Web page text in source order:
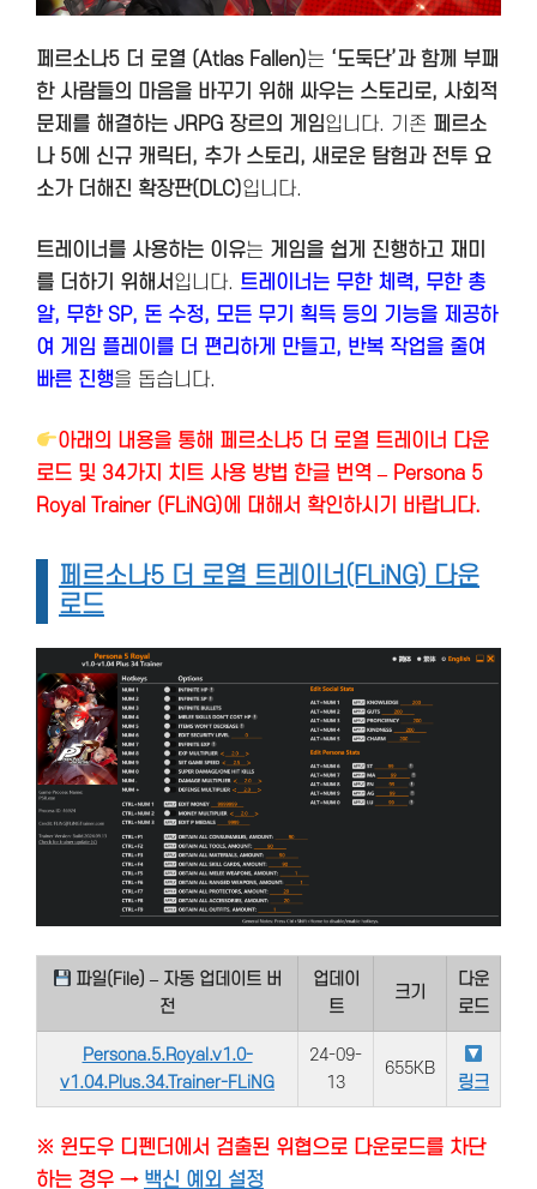
페르소나5 더 로열 (Atlas Fallen)는 ‘도둑단’과 함께 부패
한 사람들의 마음을 바꾸기 위해 싸우는 스토리로, 사회적
문제를 해결하는 JRPG 장르의 게임입니다. 기존 페르소
나 5에 신규 캐릭터, 추가 스토리, 새로운 탐험과 전투 요
소가 더해진 확장판(DLC)입니다.
트레이너를 사용하는 이유는 게임을 쉽게 진행하고 재미
를 더하기 위해서 입니다. 트레이너는 무한 체력, 무한 총
알, 무한 SP, 돈 수정, 모든 무기 획득 등의 기능을 제공하
여 게임 플레이를 더 편리하게 만들고, 반복 작업을 줄여
빠른 진행을 돕습니다.
아래의 내용을 통해 페르소나5 더 로열 트레이너 다운
로드 및 34가지 치트 사용 방법 한글 번역 – Persona 5
Royal Trainer (FLiNG)에 대해서 확인하시기 바랍니다.
페르소나5 더 로열 트레이너(FLiNG) 다운
로드
파일(File) – 자동 업데이트 버
전
업데이
트
크기
다운
로드
Persona.5.Royal.v1.0-
v1.04.Plus.34.Trainer-FLiNG
24-09-
13
655KB
링크
※ 윈도우 디펜더에서 검출된 위협으로 다운로드를 차단
하는 경우 → 백신 예외 설정